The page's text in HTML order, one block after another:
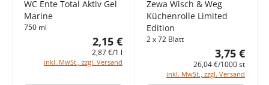
WC Ente Total Aktiv Gel
Marine
750 ml
2,15 €
2,87 €/1 l
inkl. MwSt., zzgl. Versand
Zewa Wisch & Weg
Küchenrolle Limited
Edition
2 x 72 Blatt
3,75 €
26,04 €/1000 st
inkl. MwSt., zzgl. Versand